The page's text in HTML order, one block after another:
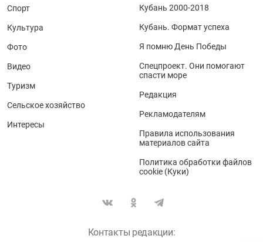
Спорт
Культура
Фото
Видео
Туризм
Сельское хозяйство
Интересы
Кубань 2000-2018
Кубань. Формат успеха
Я помню День Победы
Спецпроект. Они помогают
спасти море
Редакция
Рекламодателям
Правила использования
материалов сайта
Политика обработки файлов
cookie (Куки)
Контакты редакции: